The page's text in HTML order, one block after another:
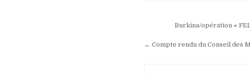
Navigation
de
l’article
Burkina/opération «
← Compte rendu du Conseil des